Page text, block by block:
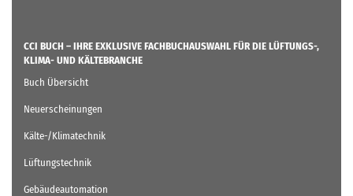
CCI BUCH – IHRE EXKLUSIVE FACHBUCHAUSWAHL FÜR DIE LÜFTUNGS-,
KLIMA- UND KÄLTEBRANCHE
Buch Übersicht
Neuerscheinungen
Kälte-/Klimatechnik
Lüftungstechnik
Gebäudeautomation